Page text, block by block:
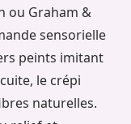
ou Graham &
sensorielle
peints imitant
le crépi
naturelles.